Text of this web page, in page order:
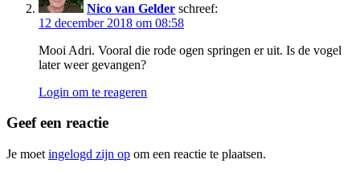
Nico van Gelder schreef:
12 december 2018 om 08:58
Mooi Adri. Vooral die rode ogen springen er uit. Is de vogel
later weer gevangen?
Login om te reageren
Geef een reactie
Je moet ingelogd zijn op om een reactie te plaatsen.